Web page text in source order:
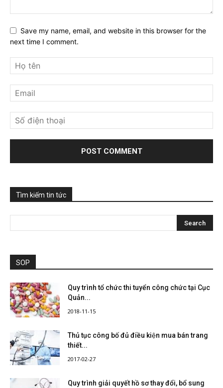
Save my name, email, and website in this browser for the
next time I comment.
Tìm kiếm tin tức
SOP
Quy trình tổ chức thi tuyển công chức tại Cục
Quản...
2018-11-15
Thủ tục công bố đủ điều kiện mua bán trang
thiết...
2017-02-27
Quy trình giải quyết hồ sơ thay đổi, bổ sung